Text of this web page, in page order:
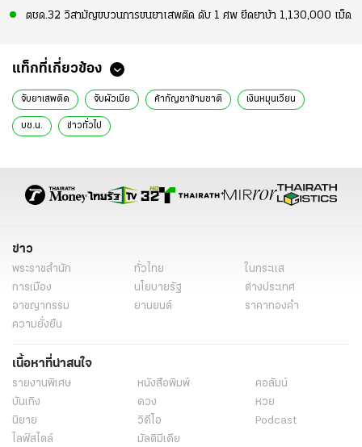
ตชด.32 วิสามัญขบวนการขนยาเสพติด ดับ 1 ศพ ยึดยาบ้า 1,130,000 เม็ด
แท็กที่เกี่ยวข้อง
จับยาเสพติด จับผัวเมีย ค้ากัญชาข้ามชาติ เงินหมุนเวียน
บช.น. ข่าวทั่วไป
ข่าว
พระราชสำนัก ทั่วไทย
ในกระแส
การเมือง
นโยบายรัฐ
ต่างประเทศ
อาชญากรรม
ยานยนต์
ราคาทองคำ
ความยั่งยืน
เนื้อหาที่น่าสนใจ
รายงานพิเศษ หนังสือพิมพ์
คอลัมน์
บันเทิง
ดวง
หวย
นิยาย
วิดีโอ
Podcast
ไลฟ์สไตล์
มัลติมีเดีย